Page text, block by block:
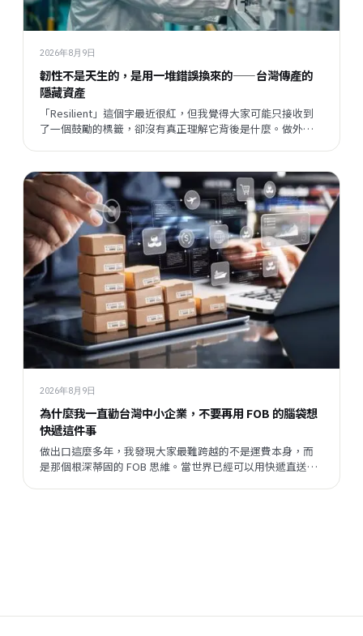
2026年8月9日
韌性不是天生的，是用一堆錯誤換來的——台灣傳產的
隱藏資產
「Resilient」這個字最近很紅，但我覺得大家可能只接收到
了一個鼓勵的標籤，卻沒有真正理解它背後是什麼。做外銷
2026年8月9日
為什麼我一直勸台灣中小企業，不要再用 FOB 的腦袋想
快遞這件事
做出口這麼多年，我發現大家最難跨越的不是運費本身，而
是那個根深蒂固的 FOB 思維。當世界已經可以用快遞直送到